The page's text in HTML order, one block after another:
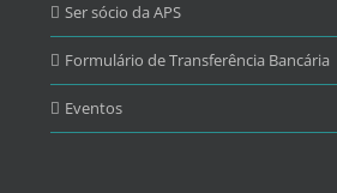
Ser sócio da APS
Formulário de Transferência Bancária
Eventos